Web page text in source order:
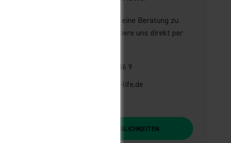
Du hast Fragen oder wünschst eine Beratung zu
diesem Produkt? Dann kontaktiere uns direkt per
+49 2961 914 886 9
verkauf@liquid-life.de
WEITERE KONTAKTMÖGLICHKEITEN